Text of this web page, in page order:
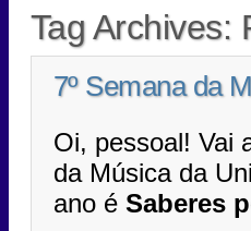
Tag Archives:
7º Semana da
Oi, pessoal! Vai
da Música da
ano é Saberes